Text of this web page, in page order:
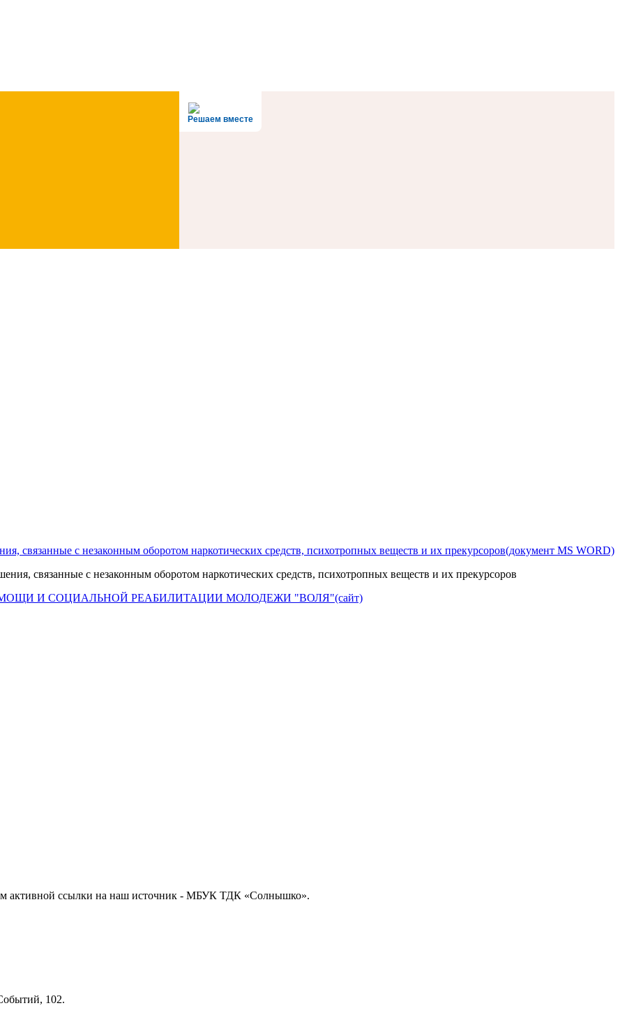
Решаем вместе
связанные с незаконным оборотом наркотических средств, психотропных веществ и их прекурсоров(документ MS WORD)
И СОЦИАЛЬНОЙ РЕАБИЛИТАЦИИ МОЛОДЕЖИ "ВОЛЯ"(сайт)
активной ссылки на наш источник - МБУК ТДК «Солнышко».
102.